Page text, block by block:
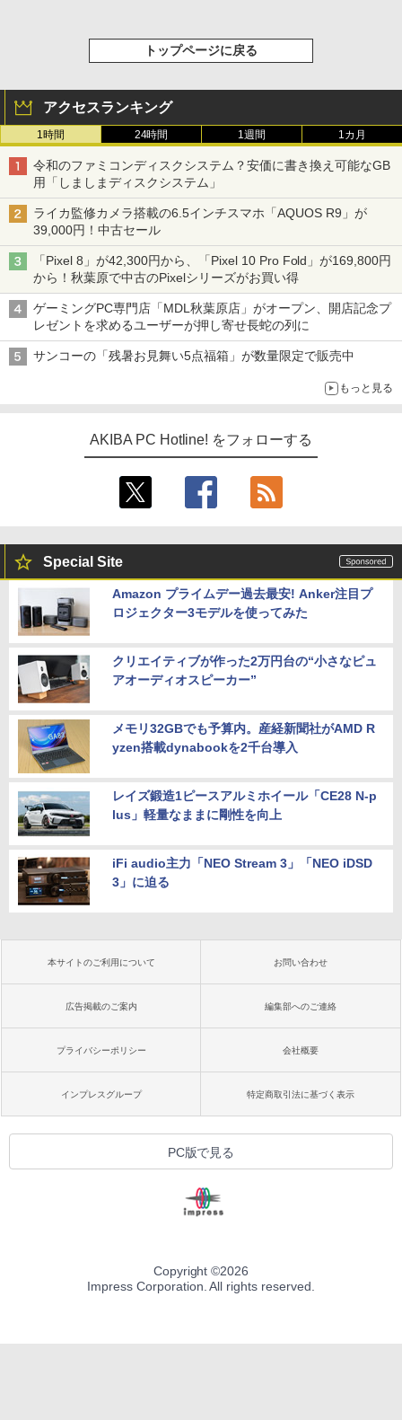
トップページに戻る
アクセスランキング
1時間 24時間 1週間 1カ月
令和のファミコンディスクシステム？安価に書き換え可能なGB
用「しましまディスクシステム」
ライカ監修カメラ搭載の6.5インチスマホ「AQUOS R9」が
39,000円！中古セール
「Pixel 8」が42,300円から、「Pixel 10 Pro Fold」が169,800円
から！秋葉原で中古のPixelシリーズがお買い得
ゲーミングPC専門店「MDL秋葉原店」がオープン、開店記念プ
レゼントを求めるユーザーが押し寄せ長蛇の列に
サンコーの「残暑お見舞い5点福箱」が数量限定で販売中
もっと見る
AKIBA PC Hotline! をフォローする
Special Site
Amazon プライムデー過去最安! Anker注目プ
ロジェクター3モデルを使ってみた
クリエイティブが作った2万円台の“小さなピュ
アオーディオスピーカー”
メモリ32GBでも予算内。産経新聞社がAMD R
yzen搭載dynabookを2千台導入
レイズ鍛造1ピースアルミホイール「CE28 N-p
lus」軽量なままに剛性を向上
iFi audio主力「NEO Stream 3」「NEO iDSD
3」に迫る
本サイトのご利用について お問い合わせ
広告掲載のご案内 編集部へのご連絡
プライバシーポリシー 会社概要
インプレスグループ 特定商取引法に基づく表示
PC版で見る
Copyright ©2026
Impress Corporation. All rights reserved.